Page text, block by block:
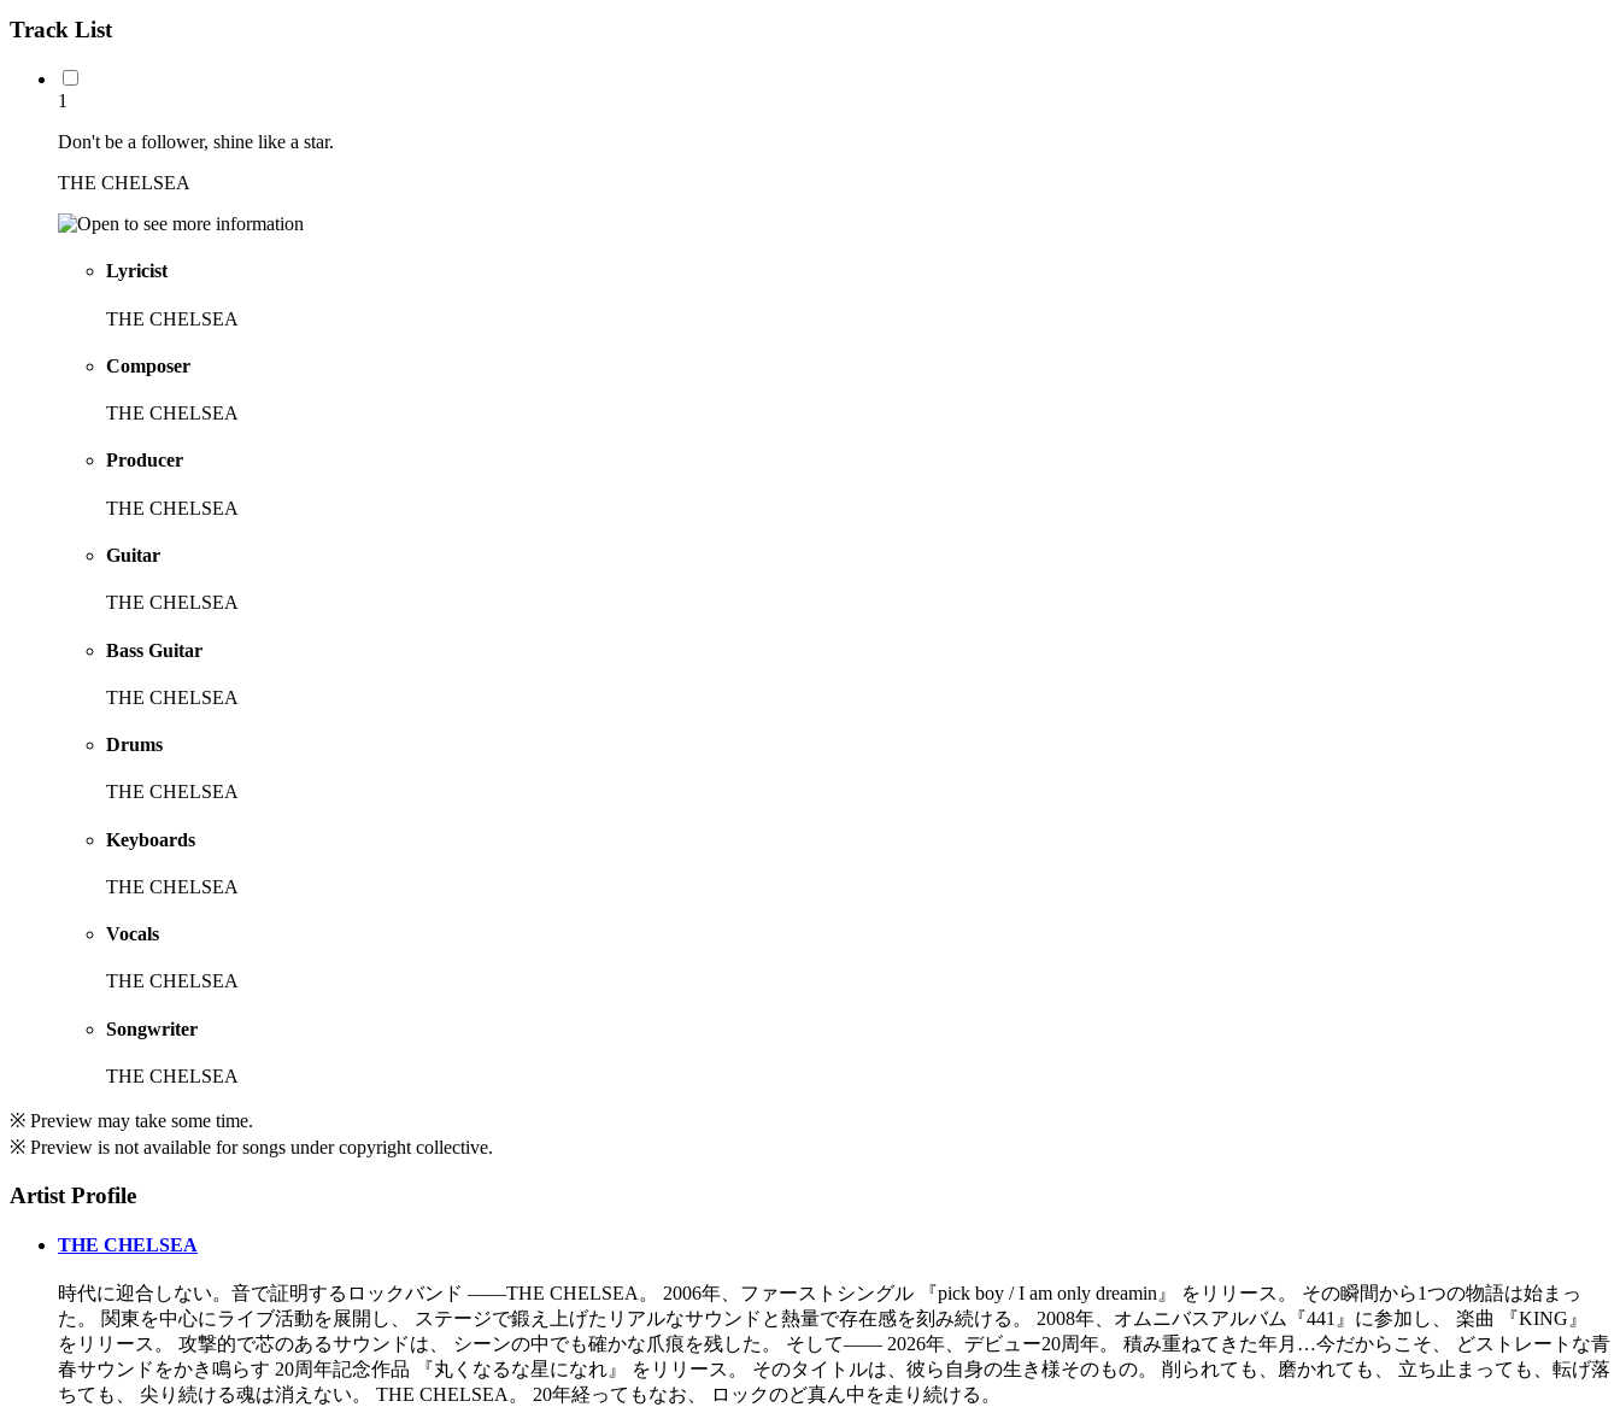
Track List
1
Don't be a follower, shine like a star.
THE CHELSEA
Lyricist
THE CHELSEA
Composer
THE CHELSEA
Producer
THE CHELSEA
Guitar
THE CHELSEA
Bass Guitar
THE CHELSEA
Drums
THE CHELSEA
Keyboards
THE CHELSEA
Vocals
THE CHELSEA
Songwriter
THE CHELSEA
※ Preview may take some time.
※ Preview is not available for songs under copyright collective.
Artist Profile
THE CHELSEA
時代に迎合しない。音で証明するロックバンド ――THE CHELSEA。 2006年、ファーストシングル 『pick boy / I am only dreamin』 をリリース。 その瞬間から1つの物語は始まっ
た。 関東を中心にライブ活動を展開し、 ステージで鍛え上げたリアルなサウンドと熱量で存在感を刻み続ける。 2008年、オムニバスアルバム『441』に参加し、 楽曲 『KING』
をリリース。 攻撃的で芯のあるサウンドは、 シーンの中でも確かな爪痕を残した。 そして―― 2026年、デビュー20周年。 積み重ねてきた年月…今だからこそ、 どストレートな青
春サウンドをかき鳴らす 20周年記念作品 『丸くなるな星になれ』 をリリース。 そのタイトルは、彼ら自身の生き様そのもの。 削られても、磨かれても、 立ち止まっても、転げ落
ちても、 尖り続ける魂は消えない。 THE CHELSEA。 20年経ってもなお、 ロックのど真ん中を走り続ける。